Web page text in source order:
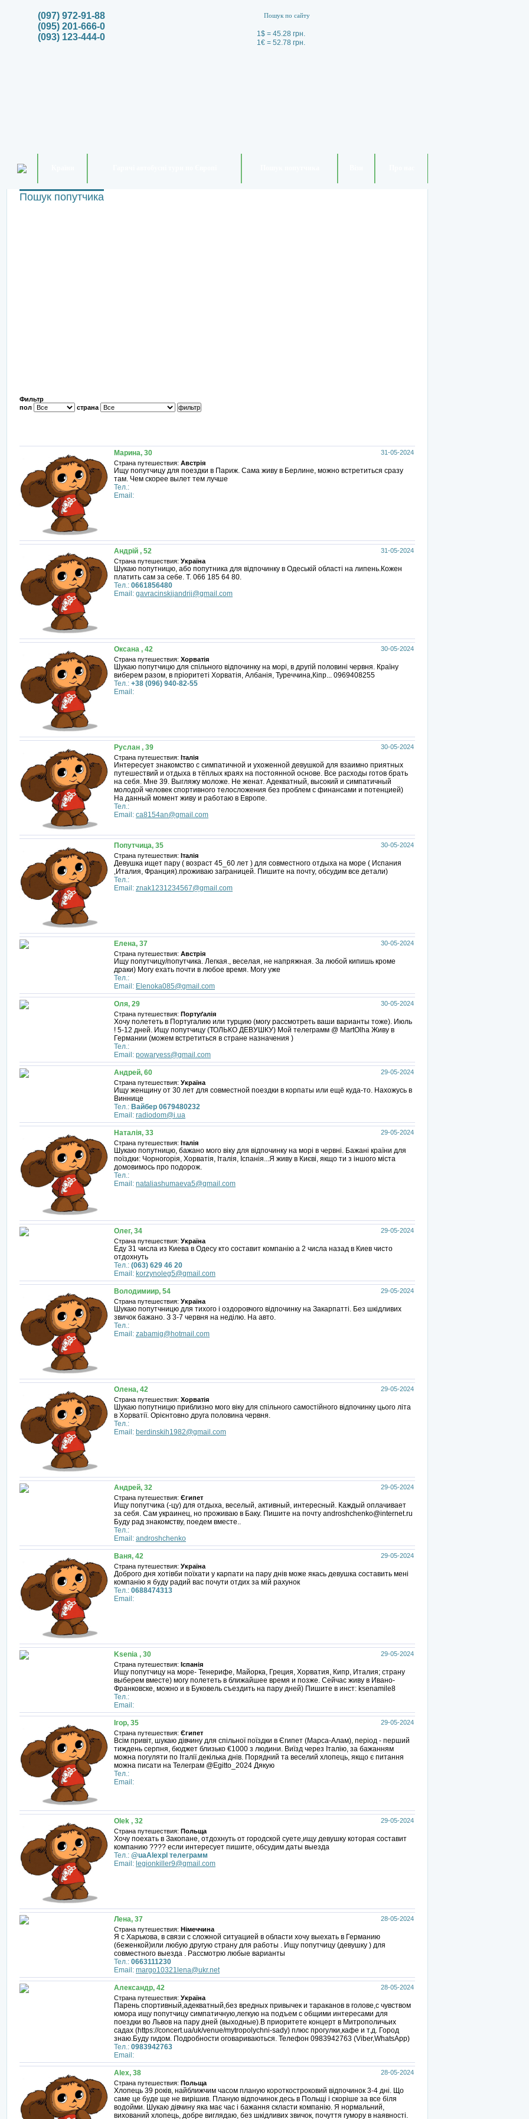
1$ = 45.28 грн.
1€ = 52.78 грн.
(097) 972-91-88
(095) 201-666-0
(093) 123-444-0
Пошук попутчика
Фильтр
пол
страна
31-05-2024
Марина, 30
Страна путешествия: Австрія
Ищу попутчицу для поездки в Париж. Сама живу в Берлине, можно встретиться сразу
там. Чем скорее вылет тем лучше
Тел.:
Email:
31-05-2024
Андрій , 52
Страна путешествия: Україна
Шукаю попутницю, або попутника для відпочинку в Одеській області на липень.Кожен
платить сам за себе. Т. 066 185 64 80.
Тел.: 0661856480
Email: gavracinskijandrij@gmail.com
30-05-2024
Оксана , 42
Страна путешествия: Хорватія
Шукаю попутчицю для спільного відпочинку на морі, в другій половині червня. Країну
виберем разом, в пріоритеті Хорватія, Албанія, Туреччина,Кіпр... 0969408255
Тел.: +38 (096) 940-82-55
Email:
30-05-2024
Руслан , 39
Страна путешествия: Італія
Интересует знакомство с симпатичной и ухоженной девушкой для взаимно приятных
путешествий и отдыха в тёплых краях на постоянной основе. Все расходы готов брать
на себя. Мне 39. Выгляжу моложе. Не женат. Адекватный, высокий и симпатичный
молодой человек спортивного телосложения без проблем с финансами и потенцией)
На данный момент живу и работаю в Европе.
Тел.:
Email: ca8154an@gmail.com
30-05-2024
Попутчица, 35
Страна путешествия: Італія
Девушка ищет пару ( возраст 45_60 лет ) для совместного отдыха на море ( Испания
,Италия, Франция).проживаю заграницей. Пишите на почту, обсудим все детали)
Тел.:
Email: znak1231234567@gmail.com
30-05-2024
Елена, 37
Страна путешествия: Австрія
Ищу попутчицу/попутчика. Легкая., веселая, не напряжная. За любой кипишь кроме
драки) Могу ехать почти в любое время. Могу уже
Тел.:
Email: Elenoka085@gmail.com
30-05-2024
Оля, 29
Страна путешествия: Портуґалія
Хочу полететь в Португалию или турцию (могу рассмотреть ваши варианты тоже). Июль
! 5-12 дней. Ищу попутчицу (ТОЛЬКО ДЕВУШКУ) Мой телеграмм @ MartOlha Живу в
Германии (можем встретиться в стране назначения )
Тел.:
Email: powaryess@gmail.com
29-05-2024
Андрей, 60
Страна путешествия: Україна
Ищу женщину от 30 лет для совместной поездки в корпаты или ещё куда-то. Нахожусь в
Виннице
Тел.: Вайбер 0679480232
Email: radiodom@i.ua
29-05-2024
Наталія, 33
Страна путешествия: Італія
Шукаю попутницю, бажано мого віку для відпочинку на морі в червні. Бажані країни для
поїздки: Чорногорія, Хорватія, Італія, Іспанія...Я живу в Києві, якщо ти з іншого міста
домовимось про подорож.
Тел.:
Email: nataliashumaeva5@gmail.com
29-05-2024
Олег, 34
Страна путешествия: Україна
Еду 31 числа из Киева в Одесу кто составит компанію а 2 числа назад в Киев чисто
отдохнуть
Тел.: (063) 629 46 20
Email: korzynoleg5@gmail.com
29-05-2024
Володимиир, 54
Страна путешествия: Україна
Шукаю попутчницю для тихого і оздоровчого відпочинку на Закарпатті. Без шкідливих
звичок бажано. З 3-7 червня на неділю. На авто.
Тел.:
Email: zabamig@hotmail.com
29-05-2024
Олена, 42
Страна путешествия: Хорватія
Шукаю попутницю приблизно мого віку для спільного самостійного відпочинку цього літа
в Хорватії. Орієнтовно друга половина червня.
Тел.:
Email: berdinskih1982@gmail.com
29-05-2024
Андрей, 32
Страна путешествия: Єгипет
Ищу попутчика (-цу) для отдыха, веселый, активный, интересный. Каждый оплачивает
за себя. Сам украинец, но проживаю в Баку. Пишите на почту androshchenko@internet.ru
Буду рад знакомству, поедем вместе..
Тел.:
Email: androshchenko
29-05-2024
Ваня, 42
Страна путешествия: Україна
Доброго дня хотівби поїхати у карпати на пару днів може якась девушка составить мені
компанію я буду радий вас почути отдих за мій рахунок
Тел.: 0688474313
Email:
29-05-2024
Ksenia , 30
Страна путешествия: Іспанія
Ищу попутчицу на море- Тенерифе, Майорка, Греция, Хорватия, Кипр, Италия; страну
выберем вместе) могу полететь в ближайшее время и позже. Сейчас живу в Ивано-
Франковске, можно и в Буковель съездить на пару дней) Пишите в инст: ksenamile8
Тел.:
Email:
29-05-2024
Ігор, 35
Страна путешествия: Єгипет
Всім привіт, шукаю дівчину для спільної поїздки в Єгипет (Марса-Алам), період - перший
тиждень серпня, бюджет близько €1000 з людини. Виїзд через Італію, за бажанням
можна погуляти по Італії декілька днів. Порядний та веселий хлопець, якщо є питання
можна писати на Телеграм @Egitto_2024 Дякую
Тел.:
Email:
29-05-2024
Olek , 32
Страна путешествия: Польща
Хочу поехать в Закопане, отдохнуть от городской суете,ищу девушку которая составит
компанию ???? если интересует пишите, обсудим даты выезда
Тел.: @uaAlexpl телеграмм
Email: legionkiller9@gmail.com
28-05-2024
Лена, 37
Страна путешествия: Німеччина
Я с Харькова, в связи с сложной ситуацией в области хочу выехать в Германию
(беженкой)или любую другую страну для работы . Ищу попутчицу (девушку ) для
совместного выезда . Рассмотрю любые варианты
Тел.: 0663111230
Email: margo10321lena@ukr.net
28-05-2024
Александр, 42
Страна путешествия: Україна
Парень спортивный,адекватный,без вредных привычек и тараканов в голове,с чувством
юмора ищу попутчицу симпатичную,легкую на подъем с общими интересами для
поездки во Львов на пару дней (выходные).В приоритете концерт в Митрополичьих
садах (https://concert.ua/uk/venue/mytropolychni-sady) плюс прогулки,кафе и т.д. Город
знаю.Буду гидом. Подробности оговариваються. Телефон 0983942763 (Viber,WhatsApp)
Тел.: 0983942763
Email:
28-05-2024
Alex, 38
Страна путешествия: Польща
Хлопець 39 років, найближчим часом планую короткостроковий відпочинок 3-4 дні. Що
саме це буде ще не вирішив. Планую відпочинок десь в Польщі і скоріше за все біля
водойми. Шукаю дівчину яка має час і бажання скласти компанію. Я нормальний,
вихований хлопець, добре виглядаю, без шкідливих звичок, почуття гумору в наявності.